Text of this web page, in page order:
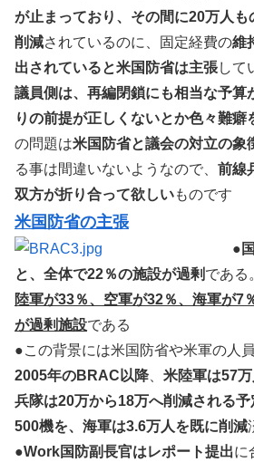
が止まっており、その間に20万人も
削減されているのに、固定経費の維
出されていると米国防省は主張して
議員側は、再編閉鎖にも相当な予算
りの前提が正しくないとか色々難癖
の問題は米国防省と議会の対立の象
る事は間違いないようなので、 前線
双方が折り合って欲しいものです
米国防省の主張
●
と、全体で22％の施設が過剰 である
陸軍が33％、空軍が32％、海軍が7
が過剰施設である
●この背景には米国防省や米軍の人
2005年のBRAC以降
米陸軍は57
兵隊は20万から18万へ削減される
500機を、海軍は3.6万人を既に削減
●Work国防副長官はレポート提出に